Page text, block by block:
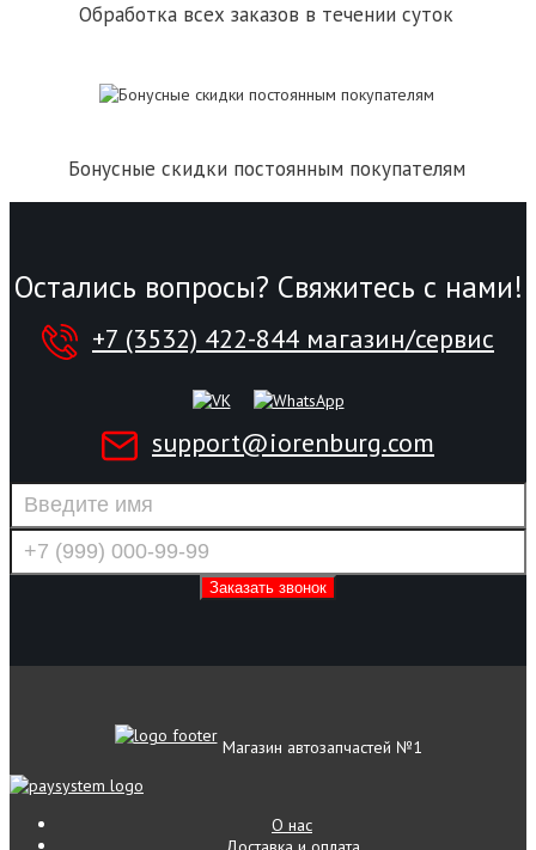
Обработка всех заказов в течении суток
Бонусные скидки постоянным покупателям
Остались вопросы? Свяжитесь с нами!
+7 (3532) 422-844 магазин/сервис
support@iorenburg.com
Магазин автозапчастей №1
О нас
Доставка и оплата